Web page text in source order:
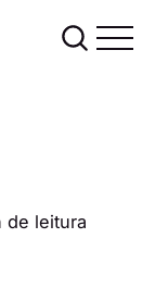
de leitura